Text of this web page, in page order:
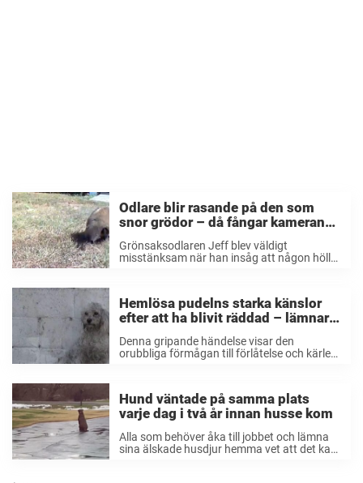
Odlare blir rasande på den som
snor grödor – då fångar kameran
Grönsaksodlaren Jeff blev väldigt
misstänksam när han insåg att någon höll
film. Det är ...
Hemlösa pudelns starka känslor
efter att ha blivit räddad – lämnar
Denna gripande händelse visar den
orubbliga förmågan till förlåtelse och kärlek
Rescue From The Hart, ett brådskande
samtal ...
Hund väntade på samma plats
varje dag i två år innan husse kom
Alla som behöver åka till jobbet och lämna
sina älskade husdjur hemma vet att det kan